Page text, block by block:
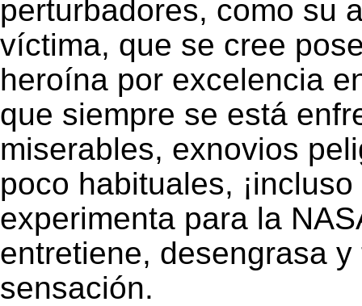
perturbadores, como su
víctima, que se cree
heroína por excelencia
que siempre se está
miserables, exnovios
poco habituales,
experimenta para la
entretiene, desengrasa
sensación.